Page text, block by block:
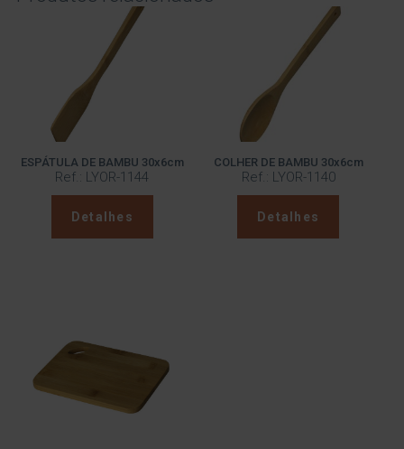
ESPÁTULA DE BAMBU 30x6cm
Ref.: LYOR-1144
Detalhes
COLHER DE BAMBU 30x6cm
Ref.: LYOR-1140
Detalhes